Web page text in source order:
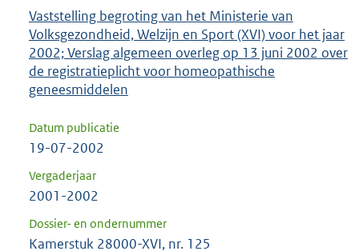
Vaststelling begroting van het Ministerie van
Volksgezondheid, Welzijn en Sport (XVI) voor het jaar
2002; Verslag algemeen overleg op 13 juni 2002 over
de registratieplicht voor homeopathische
geneesmiddelen
Datum publicatie
19-07-2002
Vergaderjaar
2001-2002
Dossier- en ondernummer
Kamerstuk 28000-XVI, nr. 125